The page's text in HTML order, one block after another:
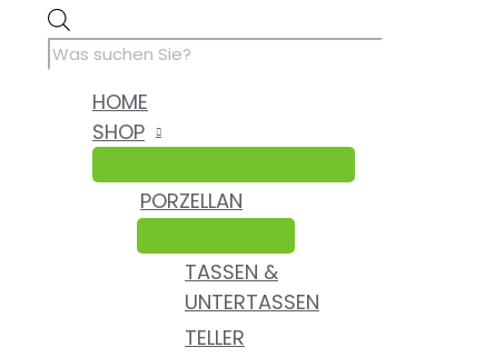
Inhalt
springen
search
HOME
SHOP
PORZELLAN
TASSEN &
UNTERTASSEN
TELLER
Nachtmann
Bleikristall
Achat